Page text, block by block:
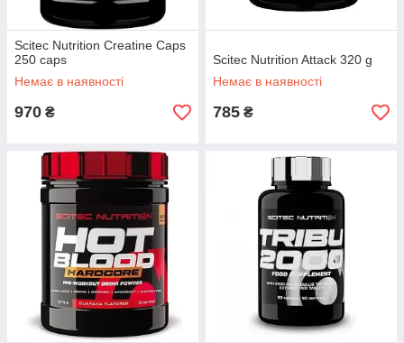
Scitec Nutrition Creatine Caps
250 caps
Немає в наявності
970 ₴
Scitec Nutrition Attack 320 g
Немає в наявності
785 ₴